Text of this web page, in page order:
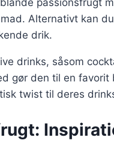
passionsfrugt
Alternativt kan
drik.
drinks, såsom
gør den til en
twist til deres